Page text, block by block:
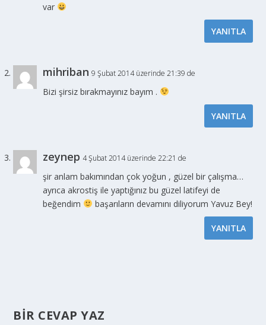
var
YANITLA
mihriban 9 Şubat 2014 üzerinde 21:39 de
Bizi şirsiz bırakmayınız bayım .
YANITLA
zeynep 4 Şubat 2014 üzerinde 22:21 de
şir anlam bakımından çok yoğun , güzel bir çalışma…
ayrıca akrostiş ile yaptığınız bu güzel latifeyi de
beğendim
başarıların devamını diliyorum Yavuz Bey!
YANITLA
BIR CEVAP YAZ